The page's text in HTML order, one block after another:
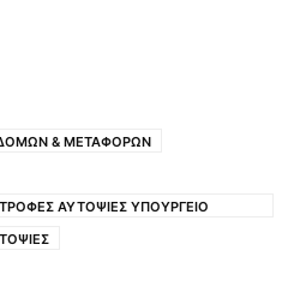
& ΜΕΤΑΦΟΡΩΝ
ΑΥΤΟΨΙΕΣ ΥΠΟΥΡΓΕΙΟ